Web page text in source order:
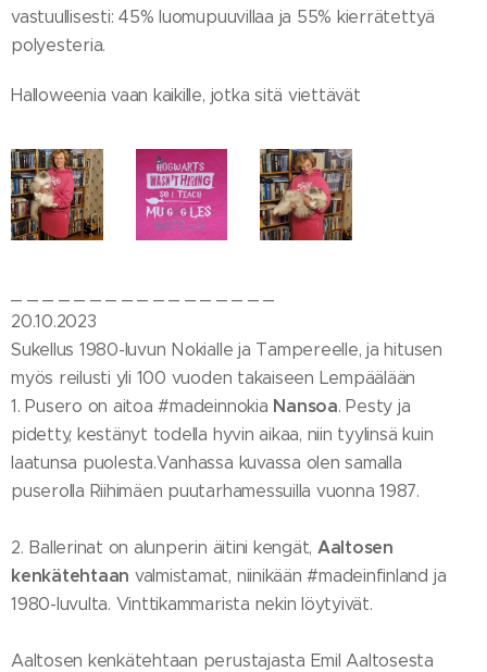
vastuullisesti: 45% luomupuuvillaa ja 55% kierrätettyä
polyesteria.
Halloweenia vaan kaikille, jotka sitä viettävät 🎃
20.10.2023
Sukellus 1980-luvun Nokialle ja Tampereelle, ja hitusen
myös reilusti yli 100 vuoden takaiseen Lempäälään 😁
1. Pusero on aitoa #madeinnokia Nansoa. Pesty ja
pidetty, kestänyt todella hyvin aikaa, niin tyylinsä kuin
laatunsa puolesta.Vanhassa kuvassa olen samalla
puserolla Riihimäen puutarhamessuilla vuonna 1987.
2. Ballerinat on alunperin äitini kengät, Aaltosen
kenkätehtaan valmistamat, niinikään #madeinfinland ja
1980-luvulta. Vinttikammarista nekin löytyivät.
Aaltosen kenkätehtaan perustajasta Emil Aaltosesta